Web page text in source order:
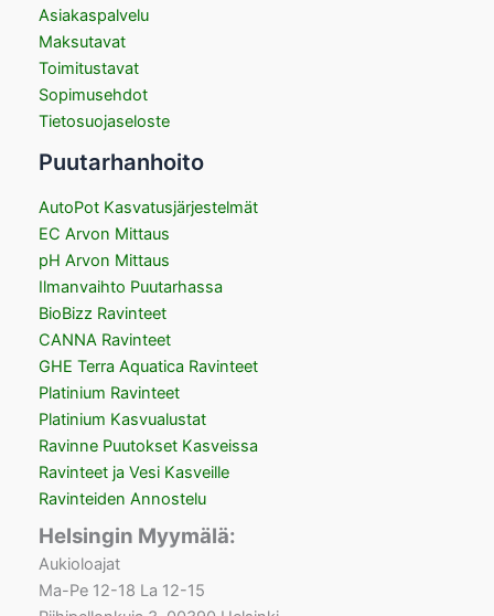
Asiakaspalvelu
Maksutavat
Toimitustavat
Sopimusehdot
Tietosuojaseloste
Puutarhanhoito
AutoPot Kasvatusjärjestelmät
EC Arvon Mittaus
pH Arvon Mittaus
Ilmanvaihto Puutarhassa
BioBizz Ravinteet
CANNA Ravinteet
GHE Terra Aquatica Ravinteet
Platinium Ravinteet
Platinium Kasvualustat
Ravinne Puutokset Kasveissa
Ravinteet ja Vesi Kasveille
Ravinteiden Annostelu
Helsingin Myymälä:
Aukioloajat
Ma-Pe 12-18 La 12-15